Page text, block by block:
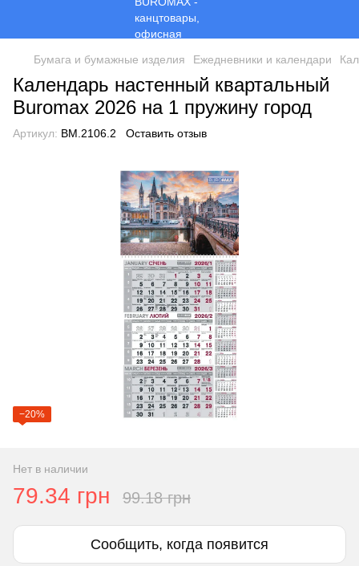
Бумага и бумажные изделия Ежедневники и календари
Календарь настенный квартальный
Buromax 2026 на 1 пружину город
Артикул: BM.2106.2 Оставить отзыв
−20%
Нет в наличии
79.34 грн 99.18 грн
Сообщить, когда появится